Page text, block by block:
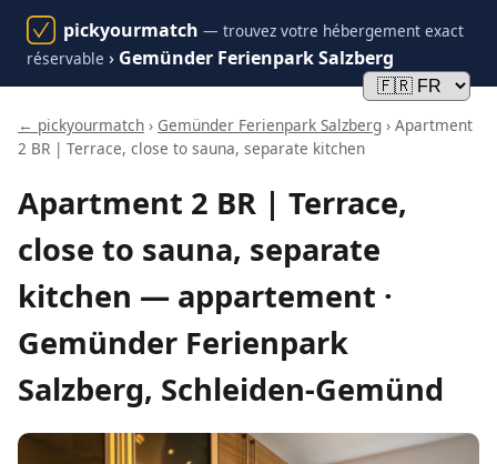
pickyourmatch — trouvez votre hébergement exact
réservable › Gemünder Ferienpark Salzberg
← pickyourmatch › Gemünder Ferienpark Salzberg › Apartment
2 BR | Terrace, close to sauna, separate kitchen
Apartment 2 BR | Terrace,
close to sauna, separate
kitchen — appartement ·
Gemünder Ferienpark
Salzberg, Schleiden-Gemünd